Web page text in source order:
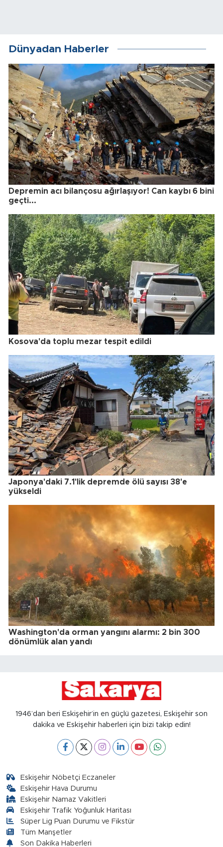
Dünyadan Haberler
Depremin acı bilançosu ağırlaşıyor! Can kaybı 6 bini
geçti...
Kosova'da toplu mezar tespit edildi
Japonya'daki 7.1'lik depremde ölü sayısı 38'e
yükseldi
Washington'da orman yangını alarmı: 2 bin 300
dönümlük alan yandı
1946’dan beri Eskişehir’in en güçlü gazetesi, Eskişehir son
dakika ve Eskişehir haberleri için bizi takip edin!
Eskişehir Nöbetçi Eczaneler
Eskişehir Hava Durumu
Eskişehir Namaz Vakitleri
Eskişehir Trafik Yoğunluk Haritası
Süper Lig Puan Durumu ve Fikstür
Tüm Manşetler
Son Dakika Haberleri